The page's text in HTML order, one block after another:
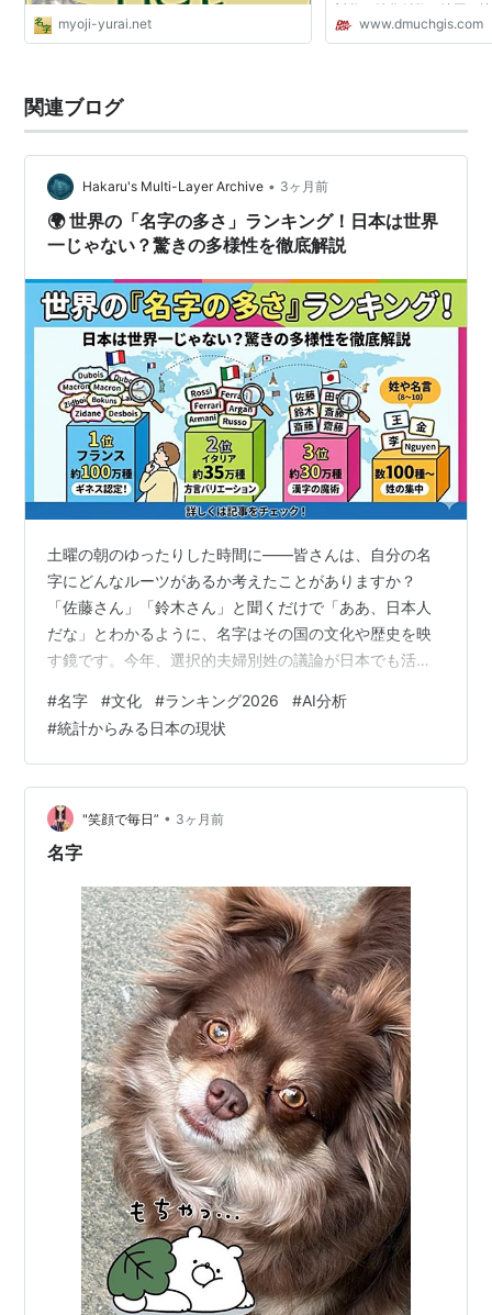
myoji-yurai.net
対数と特化係数の地図を
す。 特化係数：当該の名
www.dmuchgis.com
関連ブログ
Hakaru's Multi-Layer Archive • 3ヶ月前
🌍 世界の「名字の多さ」ランキング！日本は世界
一じゃない？驚きの多様性を徹底解説
土曜の朝のゆったりした時間に——皆さんは、自分の名
字にどんなルーツがあるか考えたことがありますか？
「佐藤さん」「鈴木さん」と聞くだけで「ああ、日本人
だな」とわかるように、名字はその国の文化や歴史を映
す鏡です。今年、選択的夫婦別姓の議論が日本でも活発
が増えています。世界を見渡すと、名字のバリエーショ
ンには「数十種類しかない国」から「ギネス認定の100万
種類以上の国」まで、とてつもない格差があることをご
存じでしょうか。 今回は、日本の名字の多さを100とし
た場合の「世界名字多様性ランキング」を作成しまし
た。上位国の具体的な名字の例もあわせて、その…
#名字 #文化 #ランキング2026 #AI分析
#統計からみる日本の現状
"笑顔で毎日” • 3ヶ月前
名字